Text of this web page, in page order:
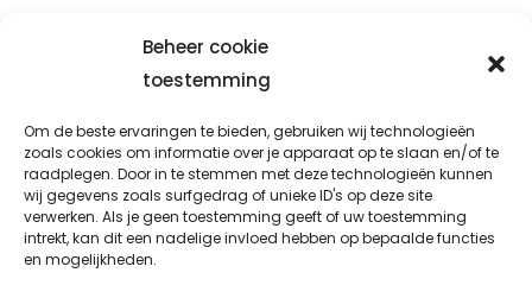
Beheer cookie
toestemming
Om de beste ervaringen te bieden, gebruiken wij technologieën
zoals cookies om informatie over je apparaat op te slaan en/of te
raadplegen. Door in te stemmen met deze technologieën kunnen
wij gegevens zoals surfgedrag of unieke ID's op deze site
verwerken. Als je geen toestemming geeft of uw toestemming
intrekt, kan dit een nadelige invloed hebben op bepaalde functies
en mogelijkheden.
Avondsterweg 1 t8
8938 AK Leeuwarden
info@prio-fix.nl
06 338 777 92